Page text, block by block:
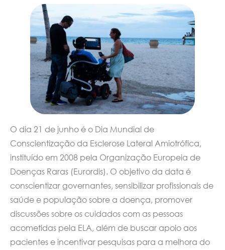
O dia 21 de junho é o Dia Mundial de
Conscientização da Esclerose Lateral Amiotrófica,
instituído em 2008 pela Organização Europeia de
Doenças Raras (Eurordis). O objetivo da data é
conscientizar governantes, sensibilizar profissionais de
saúde e população sobre a doença, promover
discussões sobre os cuidados com as pessoas
acometidas pela ELA, além de buscar apoio aos
pacientes e incentivar pesquisas para a melhora do